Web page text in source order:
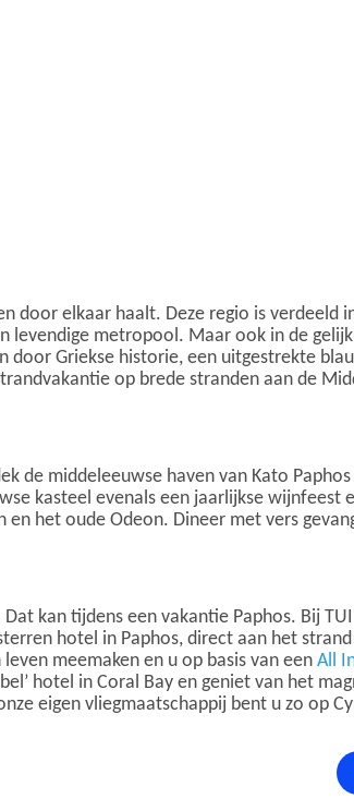
door elkaar haalt. Deze regio is verdeeld
levendige metropool. Maar ook in de
Griekse historie, een uitgestrekte
op brede stranden aan de
de middeleeuwse haven van Kato
kasteel evenals een jaarlijkse wijnfeest
het oude Odeon. Dineer met vers
kan tijdens een vakantie Paphos. Bij
hotel in Paphos, direct aan het
meemaken en u op basis van een All
hotel in Coral Bay en geniet van het
eigen vliegmaatschappij bent u zo op